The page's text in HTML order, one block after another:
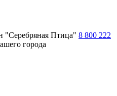
"Серебряная Птица" 8 800 222
города